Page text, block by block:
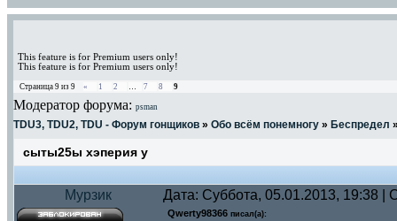
This feature is for Premium users only!
This feature is for Premium users only!
Страница 9 из 9 « 1 2 … 7 8 9
Модератор форума: psman
TDU3, TDU2, TDU - Форум гонщиков » Обо всём понемногу » Беспредел
сыты25ы хэперия у
Мурзик Дата: Суббота, 05.01.2013, 19:38
Qwerty98366 писал(а):